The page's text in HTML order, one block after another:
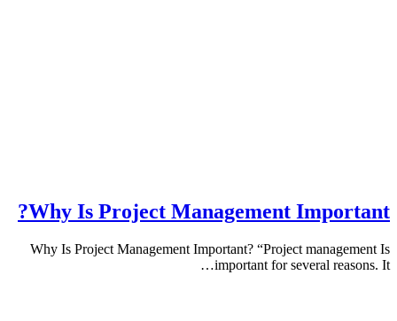
Why Is Project Management
Why Is Project Management Important? “Project
important for several